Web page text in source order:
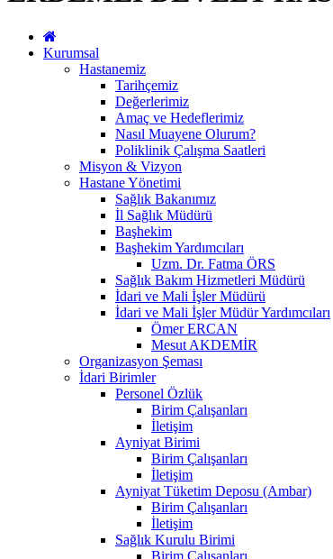
Kurumsal
Hastanemiz
Tarihçemiz
Değerlerimiz
Amaç ve Hedeflerimiz
Nasıl Muayene Olurum?
Poliklinik Çalışma Saatleri
Misyon & Vizyon
Hastane Yönetimi
Sağlık Bakanımız
İl Sağlık Müdürü
Başhekim
Başhekim Yardımcıları
Uzm. Dr. Fatma ÖRS
Sağlık Bakım Hizmetleri Müdürü
İdari ve Mali İşler Müdürü
İdari ve Mali İşler Müdür Yardımcıları
Ömer ERCAN
Mesut AKDEMİR
Organizasyon Şeması
İdari Birimler
Personel Özlük
Birim Çalışanları
İletişim
Ayniyat Birimi
Birim Çalışanları
İletişim
Ayniyat Tüketim Deposu (Ambar)
Birim Çalışanları
İletişim
Sağlık Kurulu Birimi
Birim Çalışanları